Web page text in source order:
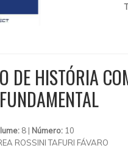
DE HISTÓRIA
8 | Número: 10
ROSSINI TAFURI FÁVARO